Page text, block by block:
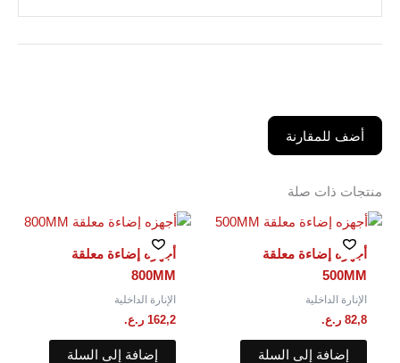
أضف للمقارنة
منتجات ذات صلة
أجهزه إضاءة معلقة
500MM
الإنارة الداخلية
82,8 ر.ع.
إضافة إلى السلة
أجهزه إضاءة معلقة
800MM
الإنارة الداخلية
162,2 ر.ع.
إضافة إلى السلة